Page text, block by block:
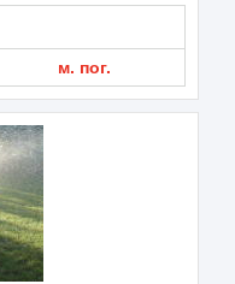
м. пог.